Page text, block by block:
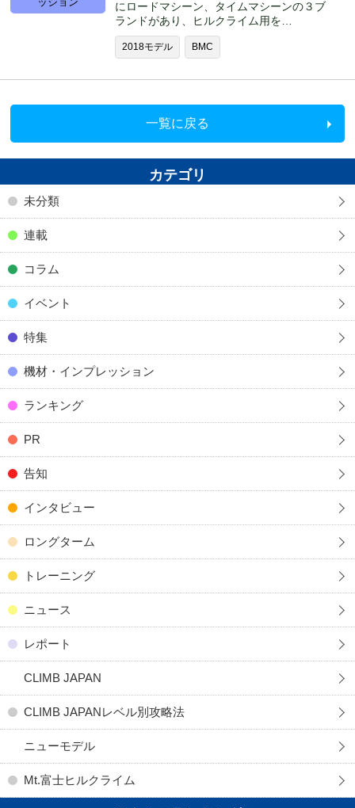
にロードマシーン、タイムマシーンの３ブ
ランドがあり、ヒルクライム用を…
2018モデル BMC
一覧に戻る
カテゴリ
未分類
連載
コラム
イベント
特集
機材・インプレッション
ランキング
PR
告知
インタビュー
ロングターム
トレーニング
ニュース
レポート
CLIMB JAPAN
CLIMB JAPANレベル別攻略法
ニューモデル
Mt.富士ヒルクライム